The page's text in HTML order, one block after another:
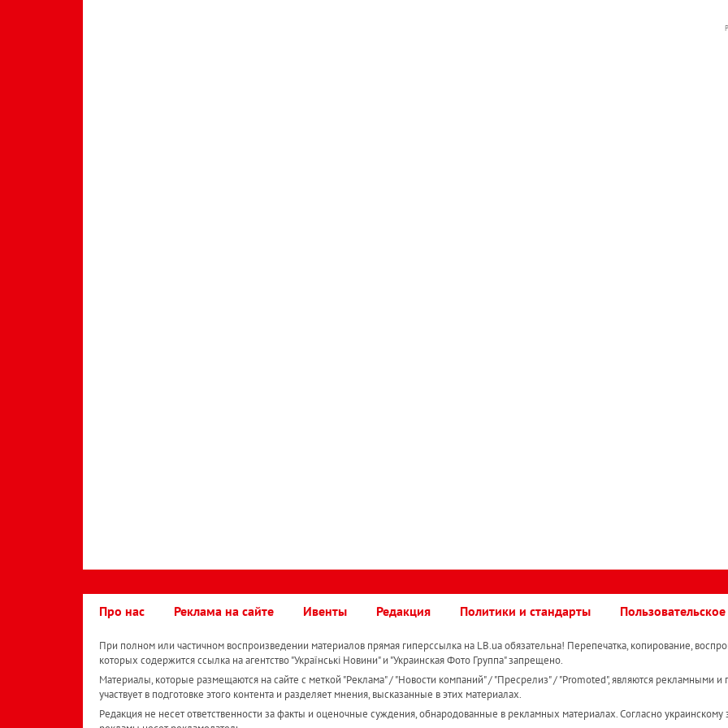
Про нас Реклама на сайте Ивенты Редакция Политики и стандарты
При полном или частичном воспроизведении материалов прямая гиперссылка на LB.ua обязательна! Перепечатка, копирование,
которых содержится ссылка на агентство "Українськi Новини" и "Украинская Фото Группа" запрещено.
Материалы, которые размещаются на сайте с меткой "Реклама" / "Новости компаний" / "Пресрелиз" / "Promoted", являются рекламными и
участвует в подготовке этого контента и разделяет мнения, высказанные в этих материалах.
Редакция не несет ответственности за факты и оценочные суждения, обнародованные в рекламных материалах. Согласно украинскому